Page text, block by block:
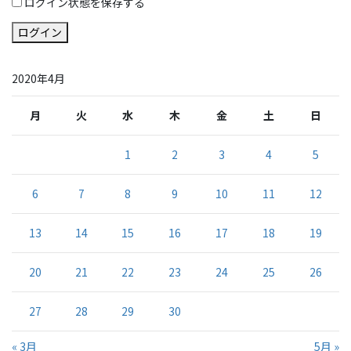
ログイン
2020年4月
月 火 水 木 金 土 日
1 2 3 4 5
6 7 8 9 10 11 12
13 14 15 16 17 18 19
20 21 22 23 24 25 26
27 28 29 30
« 3月 5月 »